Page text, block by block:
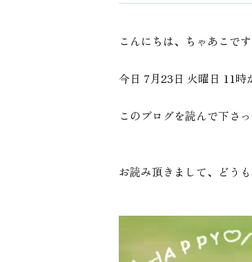
こんにちは、ちゃあこです
今日 7月23日 火曜日 11時
このブログを読んで下さ
お読み頂きまして、どう